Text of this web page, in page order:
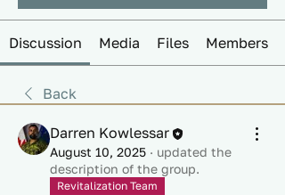
Discussion Media Files Members
Back
Darren Kowlessar
August 10, 2025 · updated the
description of the group.
Revitalization Team